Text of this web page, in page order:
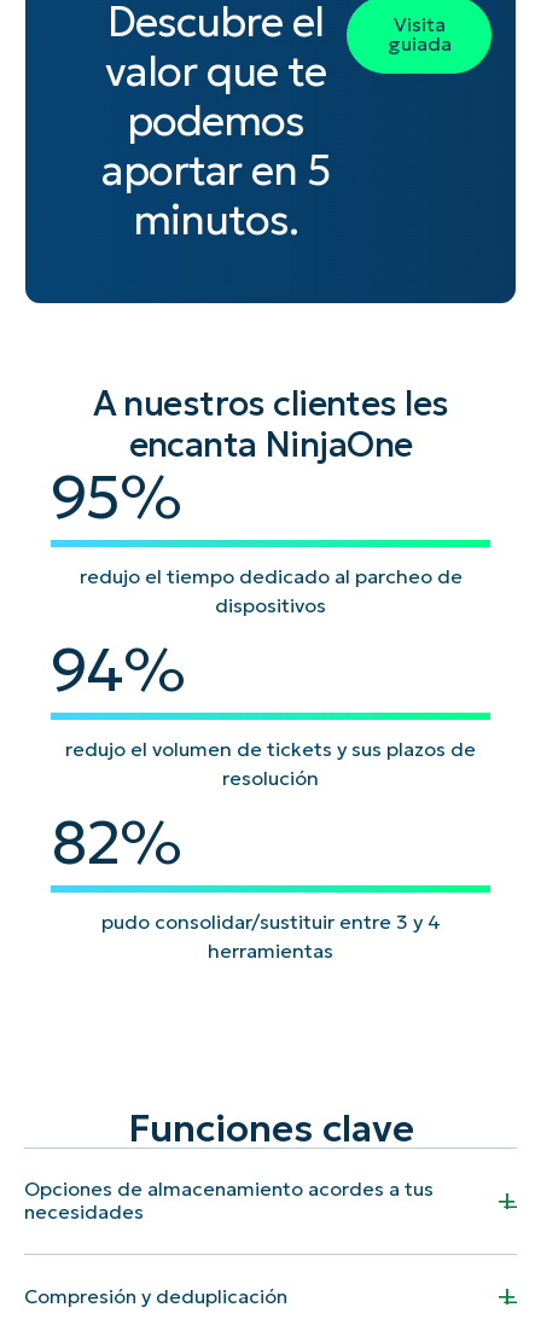
Descubre el
valor que te
podemos
aportar en 5
minutos.
Visita
guiada
A nuestros clientes les
encanta NinjaOne
95%
redujo el tiempo dedicado al parcheo de
dispositivos
94%
redujo el volumen de tickets y sus plazos de
resolución
82%
pudo consolidar/sustituir entre 3 y 4
herramientas
Funciones clave
Opciones de almacenamiento acordes a tus
necesidades
+
Compresión y deduplicación +